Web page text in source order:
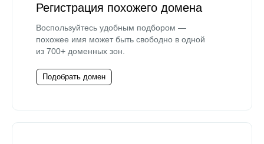
Регистрация похожего домена
Воспользуйтесь удобным подбором —
похожее имя может быть свободно в одной
из 700+ доменных зон.
Подобрать домен